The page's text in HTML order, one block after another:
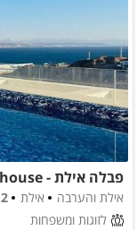
פבלה אילת - Pavella Guests house
אילת והערבה אילת
2 וילות, 10 חדרים
לזוגות ומשפחות